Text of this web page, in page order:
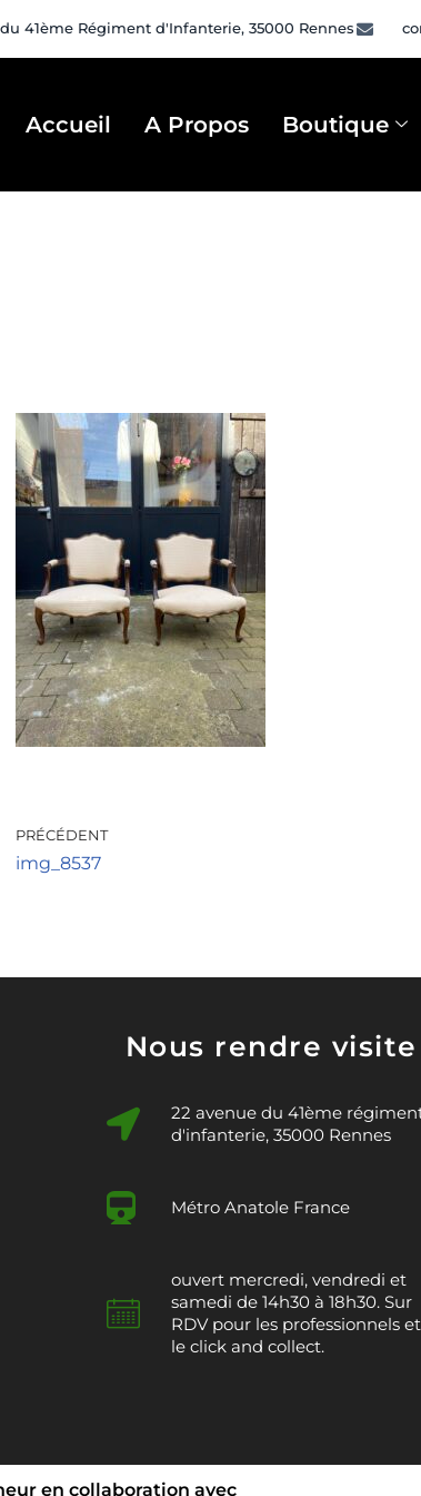
41ème Régiment d'Infanterie, 35000 Rennes
Accueil A Propos Boutique
PRÉCÉDENT
img_8537
Nous rendre visite
22 avenue du 41ème
d'infanterie, 35000 Rennes
Métro Anatole France
ouvert mercredi, vendredi et
samedi de 14h30 à 18h30. Sur
RDV pour les professionnels et
le click and collect.
en collaboration avec